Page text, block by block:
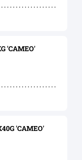
'CAMEO'
'CAMEO'